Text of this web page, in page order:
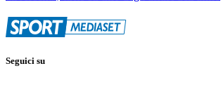
Seguici su